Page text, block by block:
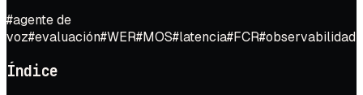
#agente de
voz#evaluación#WER#MOS#latencia#FCR#observabilidad
Índice